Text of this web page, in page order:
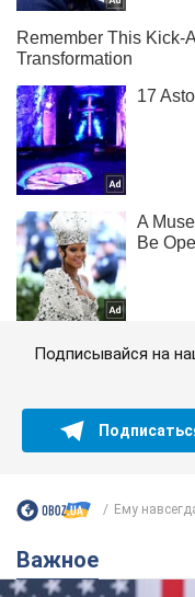
Подписывайся на
Ему
Важное